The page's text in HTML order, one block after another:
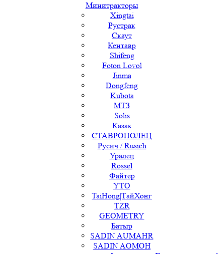
Минитракторы
Xingtai
Рустрак
Скаут
Кентавр
Shifeng
Foton Lovol
Jinma
Dongfeng
Kubota
МТЗ
Solis
Казак
СТАВРОПОЛЕЦ
Русич / Rusich
Уралец
Rossel
Файтер
YTO
TaiHong|ТайХонг
TZR
GEOMETRY
Батыр
SADIN AUMAHR
SADIN AOMOH